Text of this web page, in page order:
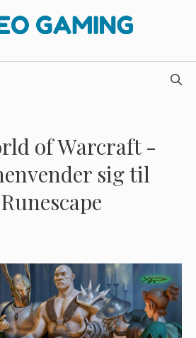
of Warcraft -
sig til